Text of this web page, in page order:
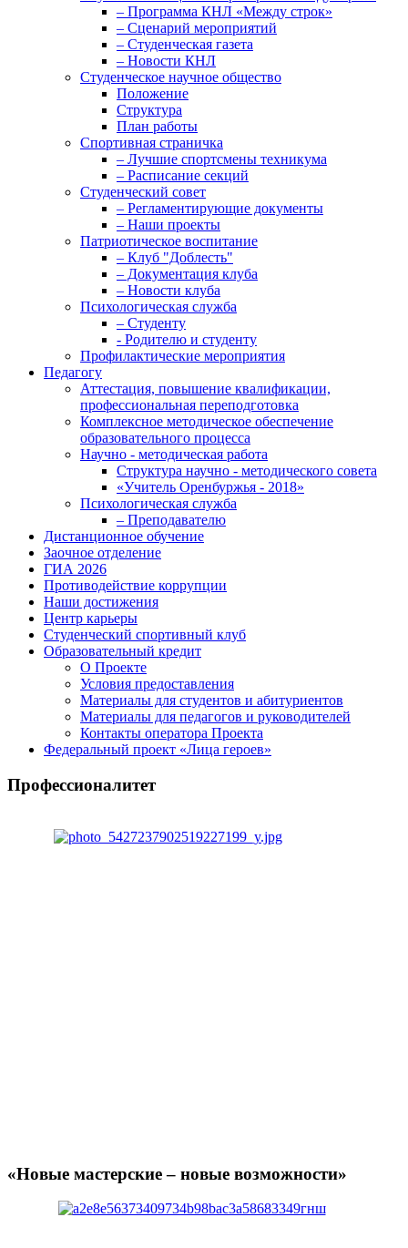
– Программа КНЛ «Между строк»
– Сценарий мероприятий
– Студенческая газета
– Новости КНЛ
Студенческое научное общество
Положение
Структура
План работы
Спортивная страничка
– Лучшие спортсмены техникума
– Расписание секций
Студенческий совет
– Регламентирующие документы
– Наши проекты
Патриотическое воспитание
– Клуб "Доблесть"
– Документация клуба
– Новости клуба
Психологическая служба
– Студенту
- Родителю и студенту
Профилактические мероприятия
Педагогу
Аттестация, повышение квалификации,
профессиональная переподготовка
Комплексное методическое обеспечение
образовательного процесса
Научно - методическая работа
Структура научно - методического совета
«Учитель Оренбуржья - 2018»
Психологическая служба
– Преподавателю
Дистанционное обучение
Заочное отделение
ГИА 2026
Противодействие коррупции
Наши достижения
Центр карьеры
Студенческий спортивный клуб
Образовательный кредит
О Проекте
Условия предоставления
Материалы для студентов и абитуриентов
Материалы для педагогов и руководителей
Контакты оператора Проекта
Федеральный проект «Лица героев»
Профессионалитет
«Новые мастерские – новые возможности»